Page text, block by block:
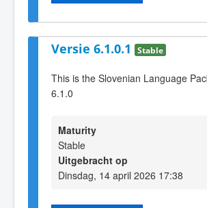
Versie 6.1.0.1 Stable
This is the Slovenian Language
6.1.0
Maturity
Stable
Uitgebracht op
Dinsdag, 14 april 2026 17:38